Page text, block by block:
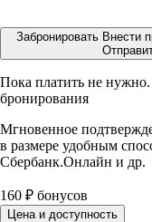
Забронировать Внести
Пока платить не
бронирования
Мгновенное
в размере удобным
Сбербанк.Онлайн и др.
160 ₽ бонусов
Цена и доступность